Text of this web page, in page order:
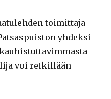
toimittaja
yhdeksi
voi retkillään